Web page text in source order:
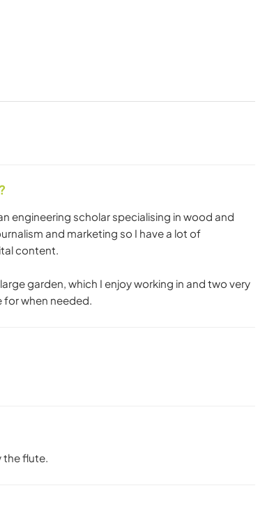
engineering scholar specialising in wood and
and marketing so I have a lot of
content.
garden, which I enjoy working in and two very
for when needed.
the flute.